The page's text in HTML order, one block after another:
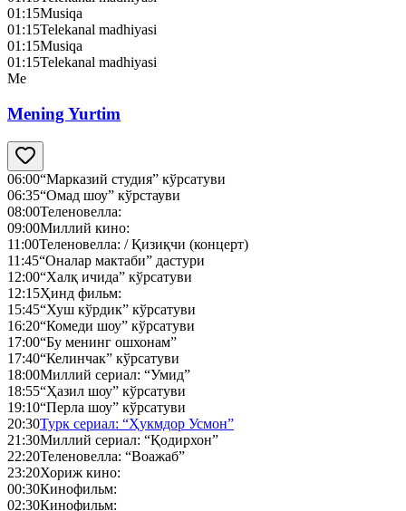
01:15Musiqa
01:15Telekanal madhiyasi
01:15Musiqa
01:15Telekanal madhiyasi
Me
Mening Yurtim
06:00“Марказий студия” кўрсатуви
06:35“Омад шоу” кўрстауви
08:00Теленовелла:
09:00Миллий кино:
11:00Теленовелла: / Қизиқчи (концерт)
11:45“Оналар мактаби” дастури
12:00“Халқ ичида” кўрсатуви
12:15Ҳинд фильм:
15:45“Хуш кўрдик” кўрсатуви
16:20“Комеди шоу” кўрсатуви
17:00“Бу менинг ошхонам”
17:40“Келинчак” кўрсатуви
18:00Миллий сериал: “Умид”
18:55“Ҳазил шоу” кўрсатуви
19:10“Перла шоу” кўрсатуви
20:30Турк сериал: “Ҳукмдор Усмон”
21:30Миллий сериал: “Қодирхон”
22:20Теленовелла: “Воажаб”
23:20Хориж кино:
00:30Кинофильм:
02:30Кинофильм: